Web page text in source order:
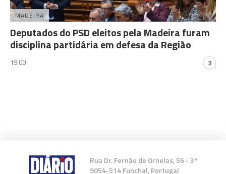
MADEIRA
Deputados do PSD eleitos pela Madeira furam
disciplina partidária em defesa da Região
19:00 3
Rua Dr. Fernão de Ornelas, 56 - 3º
9054-514 Funchal, Portugal